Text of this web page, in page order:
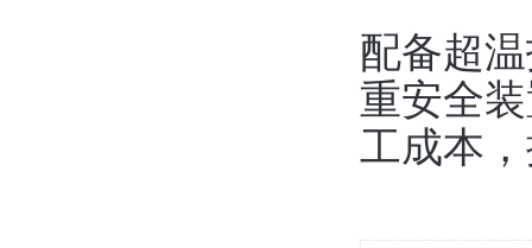
配备超
重安全
工成本